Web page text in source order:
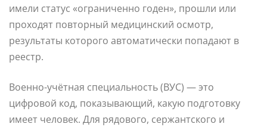
имели статус «ограниченно годен», прошли или
проходят повторный медицинский осмотр,
результаты которого автоматически попадают в
реестр.
Военно-учётная специальность (ВУС) — это
цифровой код, показывающий, какую подготовку
имеет человек. Для рядового, сержантского и